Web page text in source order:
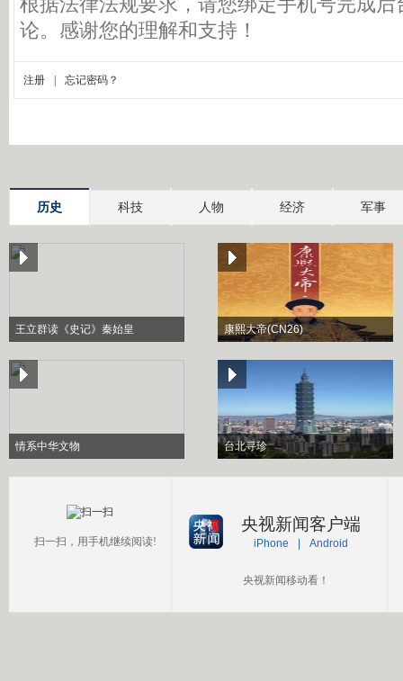
历史 科技 人物 经济 军事
王立群读《史记》秦始皇 康熙大帝(CN26)
情系中华文物 台北寻珍
扫一扫，用手机继续阅读!
央视新闻客户端
iPhone Android
央视新闻移动看！